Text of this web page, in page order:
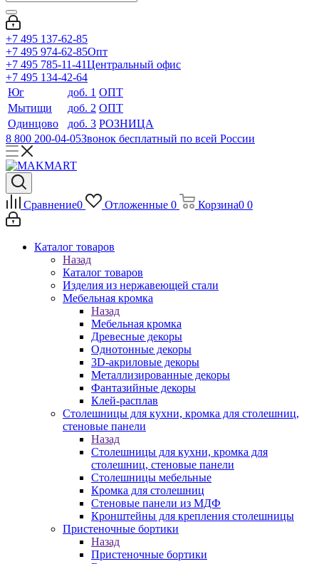
+7 495 137-62-85
+7 495 974-62-85Опт
+7 495 785-11-41Центральный офис
+7 495 134-42-64
Юг
доб. 1 ОПТ
Мытищи
доб. 2 ОПТ
Одинцово
доб. 3 РОЗНИЦА
8 800 200-04-05Звонок бесплатный по всей России
Сравнение0 Отложенные 0 Корзина0 0
Каталог товаров
Назад
Каталог товаров
Изделия из нержавеющей стали
Мебельная кромка
Назад
Мебельная кромка
Древесные декоры
Однотонные декоры
3D-акриловые декоры
Металлизированные декоры
Фантазийные декоры
Клей-расплав
Столешницы для кухни, кромка для столешниц,
стеновые панели
Назад
Столешницы для кухни, кромка для
столешниц, стеновые панели
Столешницы мебельные
Кромка для столешниц
Стеновые панели из МДФ
Кронштейны для крепления столешницы
Пристеночные бортики
Назад
Пристеночные бортики